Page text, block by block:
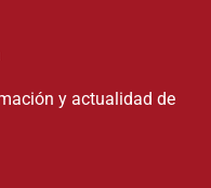
y actualidad de